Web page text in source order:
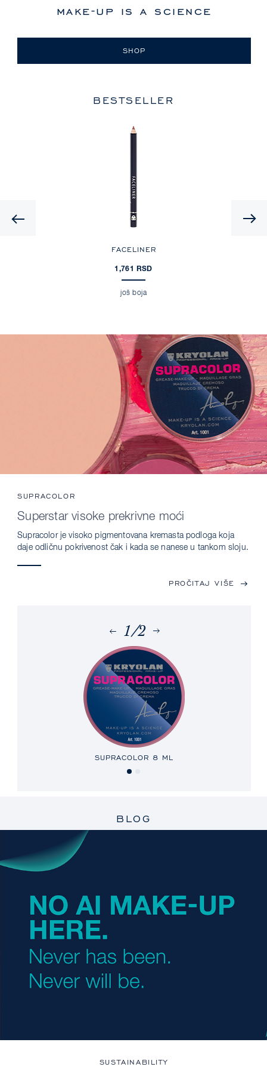
make-up is a science
SHOP
BESTSELLER
Previous
FACELINER
1,761 RSD
još boja
SUPRACOLOR
Superstar visoke prekrivne moći
Supracolor je visoko pigmentovana kremasta podloga koja
daje odličnu pokrivenost čak i kada se nanese u tankom sloju.
PROČITAJ VIŠE
1/2
SUPRACOLOR 8 ML
BLOG
SUSTAINABILITY